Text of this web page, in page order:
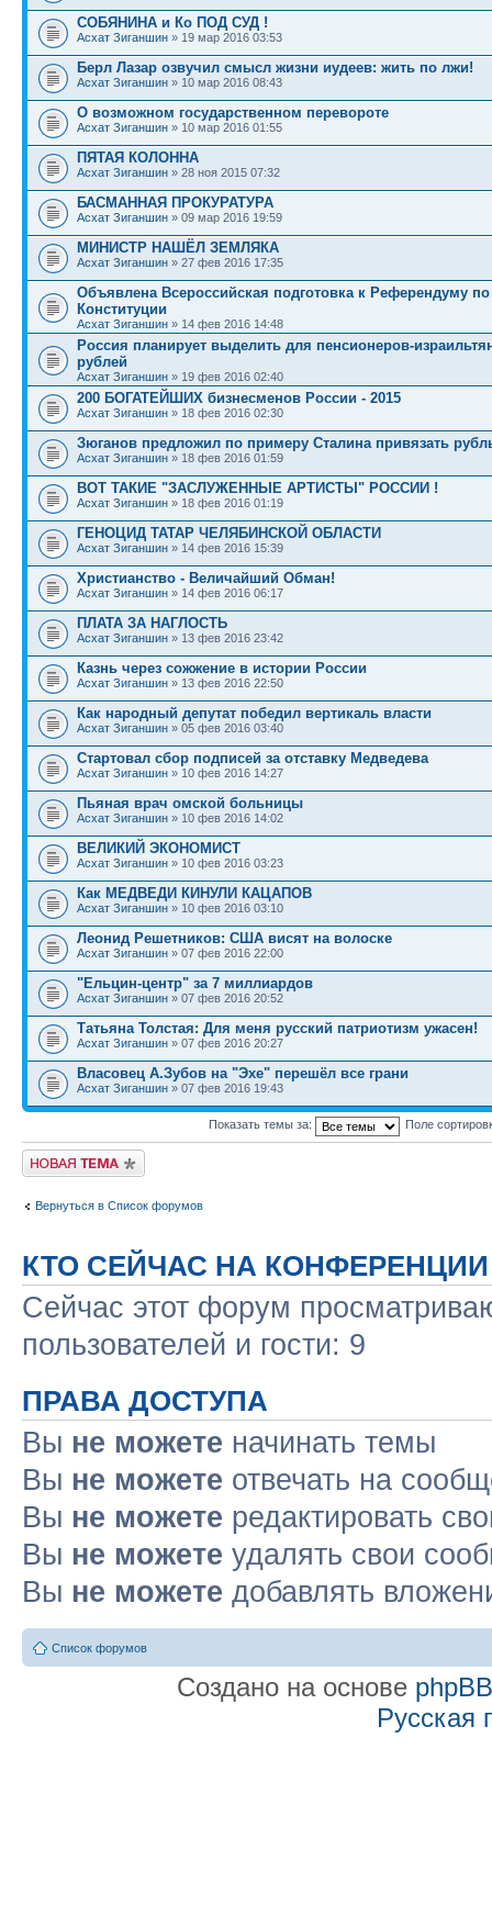
СОБЯНИНА и Ко ПОД СУД !
Асхат Зиганшин » 19 мар 2016 03:53
Берл Лазар озвучил смысл жизни иудеев: жить по лжи!
Асхат Зиганшин » 10 мар 2016 08:43
О возможном государственном перевороте
Асхат Зиганшин » 10 мар 2016 01:55
ПЯТАЯ КОЛОННА
Асхат Зиганшин » 28 ноя 2015 07:32
БАСМАННАЯ ПРОКУРАТУРА
Асхат Зиганшин » 09 мар 2016 19:59
МИНИСТР НАШЁЛ ЗЕМЛЯКА
Асхат Зиганшин » 27 фев 2016 17:35
Объявлена Всероссийская подготовка к Референдуму
Конституции
Асхат Зиганшин » 14 фев 2016 14:48
Россия планирует выделить для пенсионеров-
рублей
Асхат Зиганшин » 19 фев 2016 02:40
200 БОГАТЕЙШИХ бизнесменов России - 2015
Асхат Зиганшин » 18 фев 2016 02:30
Зюганов предложил по примеру Сталина привязать
Асхат Зиганшин » 18 фев 2016 01:59
ВОТ ТАКИЕ "ЗАСЛУЖЕННЫЕ АРТИСТЫ" РОССИИ !
Асхат Зиганшин » 18 фев 2016 01:19
ГЕНОЦИД ТАТАР ЧЕЛЯБИНСКОЙ ОБЛАСТИ
Асхат Зиганшин » 14 фев 2016 15:39
Христианство - Величайший Обман!
Асхат Зиганшин » 14 фев 2016 06:17
ПЛАТА ЗА НАГЛОСТЬ
Асхат Зиганшин » 13 фев 2016 23:42
Казнь через сожжение в истории России
Асхат Зиганшин » 13 фев 2016 22:50
Как народный депутат победил вертикаль власти
Асхат Зиганшин » 05 фев 2016 03:40
Стартовал сбор подписей за отставку Медведева
Асхат Зиганшин » 10 фев 2016 14:27
Пьяная врач омской больницы
Асхат Зиганшин » 10 фев 2016 14:02
ВЕЛИКИЙ ЭКОНОМИСТ
Асхат Зиганшин » 10 фев 2016 03:23
Как МЕДВЕДИ КИНУЛИ КАЦАПОВ
Асхат Зиганшин » 10 фев 2016 03:10
Леонид Решетников: США висят на волоске
Асхат Зиганшин » 07 фев 2016 22:00
"Ельцин-центр" за 7 миллиардов
Асхат Зиганшин » 07 фев 2016 20:52
Татьяна Толстая: Для меня русский патриотизм ужасен!
Асхат Зиганшин » 07 фев 2016 20:27
Власовец А.Зубов на "Эхе" перешёл все грани
Асхат Зиганшин » 07 фев 2016 19:43
Показать темы за: Поле
Новая тема
Вернуться в Список форумов
КТО СЕЙЧАС НА КОНФЕРЕНЦИИ
Сейчас этот форум
пользователей и гости: 9
ПРАВА ДОСТУПА
Вы не можете начинать темы
Вы не можете отвечать на
Вы не можете редактировать
Вы не можете удалять свои
Вы не можете добавлять
Список форумов
Создано на основе phpBB
Русская